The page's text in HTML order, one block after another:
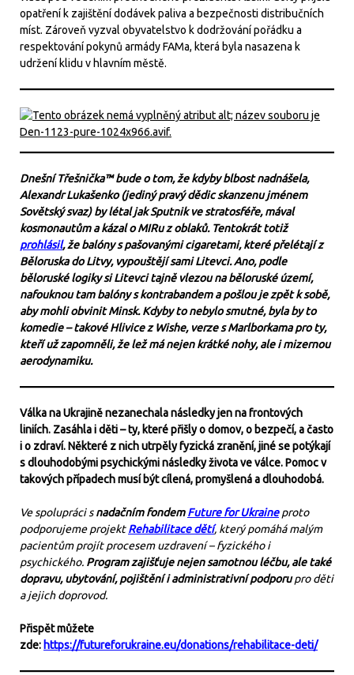
opatření k zajištění dodávek paliva a bezpečnosti distribučních
míst. Zároveň vyzval obyvatelstvo k dodržování pořádku a
respektování pokynů armády FAMa, která byla nasazena k
udržení klidu v hlavním městě.
Dnešní Třešnička™ bude o tom, že kdyby blbost nadnášela,
Alexandr Lukašenko (jediný pravý dědic skanzenu jménem
Sovětský svaz) by létal jak Sputnik ve stratosféře, mával
kosmonautům a kázal o MIRu z oblaků. Tentokrát totiž
prohlásil, že balóny s pašovanými cigaretami, které přelétají z
Běloruska do Litvy, vypouštějí sami Litevci. Ano, podle
běloruské logiky si Litevci tajně vlezou na běloruské území,
nafouknou tam balóny s kontrabandem a pošlou je zpět k sobě,
aby mohli obvinit Minsk. Kdyby to nebylo smutné, byla by to
komedie – takové Hlivice z Wishe, verze s Marlborkama pro ty,
kteří už zapomněli, že lež má nejen krátké nohy, ale i mizernou
aerodynamiku.
Válka na Ukrajině nezanechala následky jen na frontových
liniích. Zasáhla i děti – ty, které přišly o domov, o bezpečí, a často
i o zdraví. Některé z nich utrpěly fyzická zranění, jiné se potýkají
s dlouhodobými psychickými následky života ve válce. Pomoc v
takových případech musí být cílená, promyšlená a dlouhodobá.
Ve spolupráci snadačním fondemFuture for Ukraineproto
podporujeme projektRehabilitace dětí, který pomáhá malým
pacientům projít procesem uzdravení – fyzického i
psychického. Program zajišťuje nejen samotnou léčbu, ale také
dopravu, ubytování, pojištění i administrativní podporupro děti
a jejich doprovod.
Přispět můžete
zde: https://futureforukraine.eu/donations/rehabilitace-deti/